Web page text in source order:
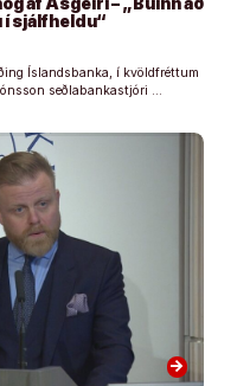
í sjálfheldu“
Íslandsbanka, í kvöldfréttum
seðlabankastjóri …
arrow_forward